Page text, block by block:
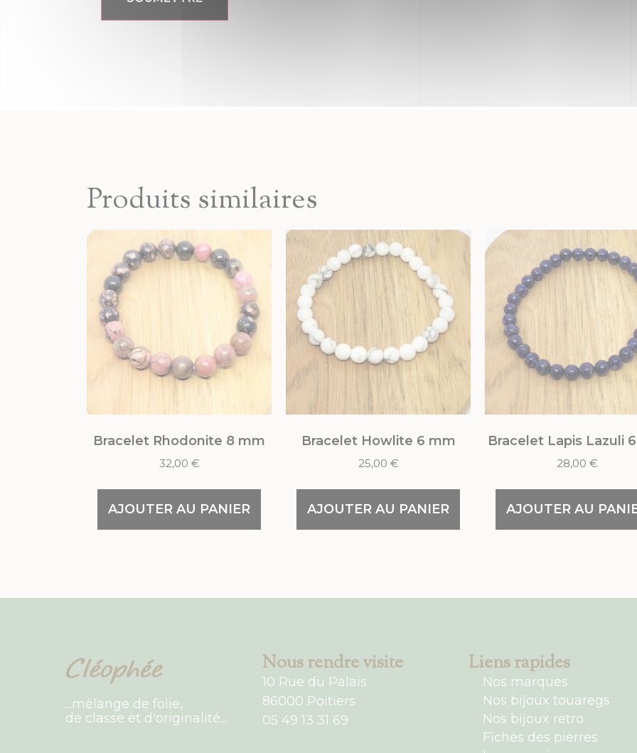
Produits similaires
Bracelet Rhodonite 8 mm
32,00 €
AJOUTER AU PANIER
Bracelet Howlite 6 mm
25,00 €
AJOUTER AU PANIER
Bracelet Lapis Lazuli
28,00 €
AJOUTER AU
...mélange de folie,
de classe et d'originalité...
Nous rendre visite
10 Rue du Palais
86000 Poitiers
05 49 13 31 69
Liens rapides
Nos marques
Nos bijoux touaregs
Nos bijoux retro
Fiches des pierres